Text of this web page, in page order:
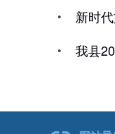
新时
我县